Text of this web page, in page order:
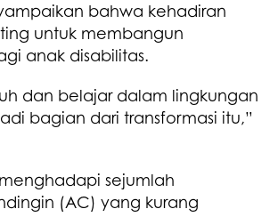
bahwa kehadiran
untuk membangun
anak disabilitas.
dan belajar dalam lingkungan
bagian dari transformasi itu,”
sejumlah
(AC) yang kurang